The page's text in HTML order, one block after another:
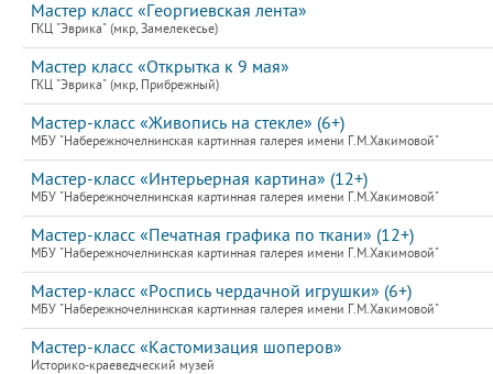
Мастер класс «Георгиевская лента»
ГКЦ "Эврика" (мкр, Замелекесье)
Мастер класс «Открытка к 9 мая»
ГКЦ "Эврика" (мкр, Прибрежный)
Мастер-класс «Живопись на стекле» (6+)
МБУ "Набережночелнинская картинная галерея имени Г.М.Хакимовой"
Мастер-класс «Интерьерная картина» (12+)
МБУ "Набережночелнинская картинная галерея имени Г.М.Хакимовой"
Мастер-класс «Печатная графика по ткани» (12+)
МБУ "Набережночелнинская картинная галерея имени Г.М.Хакимовой"
Мастер-класс «Роспись чердачной игрушки» (6+)
МБУ "Набережночелнинская картинная галерея имени Г.М.Хакимовой"
Мастер-класс «Кастомизация шоперов»
Историко-краеведческий музей